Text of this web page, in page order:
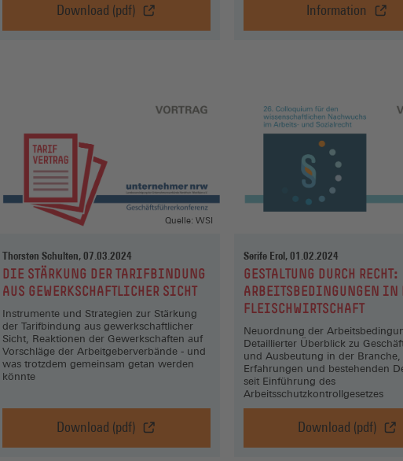
Download (pdf)
TRADE
UNION
COLLECTIVE
(Öffnet
einem
Information
The
Collective
Information
(Öffnet
Fenster)
Thorsten Schulten, 07.03.2024
:DIE STÄRKUNG DER TARIFBINDUNG
AUS GEWERKSCHAFTLICHER SICHT
Quelle: WSI
Instrumente und Strategien zur Stärkung
der Tarifbindung aus gewerkschaftlicher
Sicht, Reaktionen der Gewerkschaften auf
Vorschläge der Arbeitgeberverbände - und
was trotzdem gemeinsam getan werden
könnte
Download (pdf)
DIE
STÄRKUNG
Serife Erol, 01.02.2024
:GESTALTUNG DURCH RECHT:
ARBEITSBEDINGUNGEN IN
FLEISCHWIRTSCHAFT
Neuordnung der
Detaillierter Überblick zu
und Ausbeutung in der Branche,
Erfahrungen und bestehenden
seit Einführung des
Arbeitsschutzkontrollgesetzes
Download (pdf)
Gestaltung
durch